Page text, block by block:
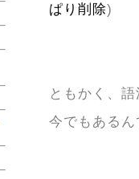
ぱり削除)
ともかく、
今でもある